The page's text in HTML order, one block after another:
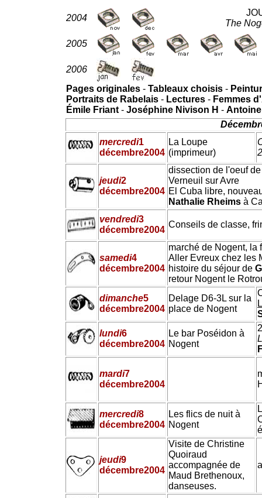
2004
The
2005
2006
Pages originales - Tableaux choisis -
Portraits de Rabelais - Lectures - Femmes
Émile Friant - Joséphine Nivison H -
mercredi1
décembre2004
La Loupe
(imprimeur)
jeudi2
décembre2004
dissection de l'oeuf
Verneuil sur Avre
El Cuba libre,
Nathalie Rheims à
vendredi3
décembre2004
Conseils de classe,
samedi4
décembre2004
marché de Nogent, la
Aller Evreux chez les
histoire du séjour de
retour Nogent le
dimanche5
décembre2004
Delage D6-3L sur la
place de Nogent
lundi6
décembre2004
Le bar Poséidon à
Nogent
mardi7
décembre2004
mercredi8
décembre2004
Les flics de nuit à
Nogent
jeudi9
décembre2004
Visite de Christine
Quoiraud
accompagnée de
Maud Brethenoux,
danseuses.